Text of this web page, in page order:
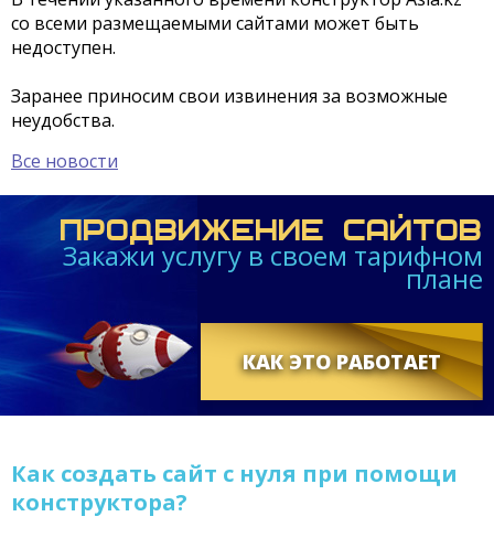
со всеми размещаемыми сайтами может быть
недоступен.
Заранее приносим свои извинения за возможные
неудобства.
Все новости
ПРОДВИЖЕНИЕ САЙТОВ
Закажи услугу в своем тарифном
плане
КАК ЭТО РАБОТАЕТ
Как создать сайт с нуля при помощи
конструктора?